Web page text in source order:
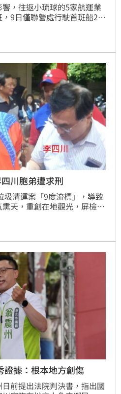
，往返小琉球的5家航運業
9日僅聯營處行駛首班船2航
川胞弟遭求刑
圾清運案「9度流標」，導致
天，重創在地觀光，屏檢深
賜福，檢方查出，李男等人
「回饋金」，4年來共得手
度開庭，李賜福等4名被告
表達和解意願。
據：根本地方創傷
前提出法院判決書，指出國